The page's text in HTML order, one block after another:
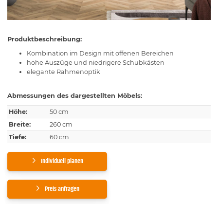
Produktbeschreibung:
Kombination im Design mit offenen Bereichen
hohe Auszüge und niedrigere Schubkästen
elegante Rahmenoptik
Abmessungen des dargestellten Möbels:
Höhe:
50 cm
Breite:
260 cm
Tiefe:
60 cm
Individuell planen
Preis anfragen